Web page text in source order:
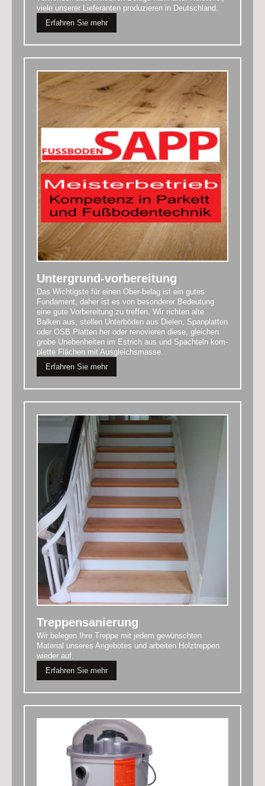
viele unserer Lieferanten produzieren in Deutschland.
Erfahren Sie mehr
Untergrund-vorbereitung
Das Wichtigste für einen Ober-belag ist ein gutes
Fundament, daher ist es von besonderer Bedeutung
eine gute Vorbereitung zu treffen. Wir richten alte
Balken aus, stellen Unterböden aus Dielen, Spanplatten
oder OSB Platten her oder renovieren diese, gleichen
grobe Unebenheiten im Estrich aus und Spachteln kom-
plette Flächen mit Ausgleichsmasse.
Erfahren Sie mehr
Treppensanierung
Wir belegen Ihre Treppe mit jedem gewünschten
Material unseres Angebotes und arbeiten Holztreppen
wieder auf.
Erfahren Sie mehr